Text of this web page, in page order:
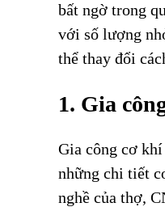
bất ngờ trong
với số lượng
thể thay đổi
1. Gia
Gia công cơ
những chi tiết
nghề của thợ,